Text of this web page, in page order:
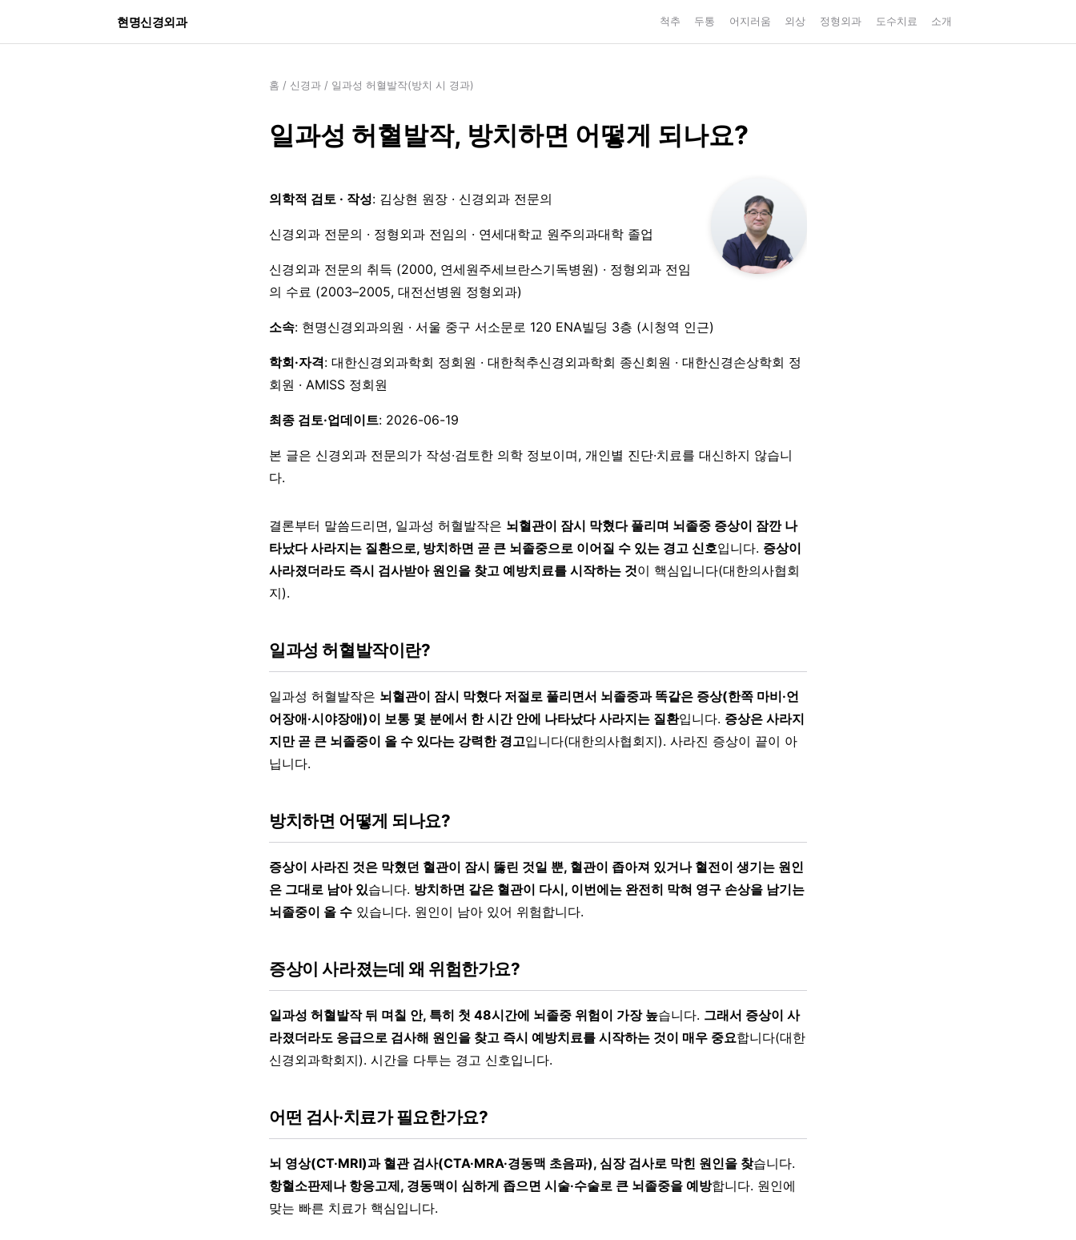
현명신경외과 척추 두통 어지러움 외상 정형외과 도수치료 소개
홈 / 신경과 / 일과성 허혈발작(방치 시 경과)
일과성 허혈발작, 방치하면 어떻게 되나요?
의학적 검토 · 작성: 김상현 원장 · 신경외과 전문의
신경외과 전문의 · 정형외과 전임의 · 연세대학교 원주의과대학 졸업
신경외과 전문의 취득 (2000, 연세원주세브란스기독병원) · 정형외과 전임
의 수료 (2003–2005, 대전선병원 정형외과)
소속: 현명신경외과의원 · 서울 중구 서소문로 120 ENA빌딩 3층 (시청역 인근)
학회·자격: 대한신경외과학회 정회원 · 대한척추신경외과학회 종신회원 · 대한신경손상학회 정
회원 · AMISS 정회원
최종 검토·업데이트: 2026-06-19
본 글은 신경외과 전문의가 작성·검토한 의학 정보이며, 개인별 진단·치료를 대신하지 않습니
다.
결론부터 말씀드리면, 일과성 허혈발작은 뇌혈관이 잠시 막혔다 풀리며 뇌졸중 증상이 잠깐 나
타났다 사라지는 질환으로, 방치하면 곧 큰 뇌졸중으로 이어질 수 있는 경고 신호입니다. 증상이
사라졌더라도 즉시 검사받아 원인을 찾고 예방치료를 시작하는 것이 핵심입니다(대한의사협회
지).
일과성 허혈발작이란?
일과성 허혈발작은 뇌혈관이 잠시 막혔다 저절로 풀리면서 뇌졸중과 똑같은 증상(한쪽 마비·언
어장애·시야장애)이 보통 몇 분에서 한 시간 안에 나타났다 사라지는 질환입니다. 증상은 사라지
지만 곧 큰 뇌졸중이 올 수 있다는 강력한 경고입니다(대한의사협회지). 사라진 증상이 끝이 아
닙니다.
방치하면 어떻게 되나요?
증상이 사라진 것은 막혔던 혈관이 잠시 뚫린 것일 뿐, 혈관이 좁아져 있거나 혈전이 생기는 원인
은 그대로 남아 있습니다. 방치하면 같은 혈관이 다시, 이번에는 완전히 막혀 영구 손상을 남기는
뇌졸중이 올 수 있습니다. 원인이 남아 있어 위험합니다.
증상이 사라졌는데 왜 위험한가요?
일과성 허혈발작 뒤 며칠 안, 특히 첫 48시간에 뇌졸중 위험이 가장 높습니다. 그래서 증상이 사
라졌더라도 응급으로 검사해 원인을 찾고 즉시 예방치료를 시작하는 것이 매우 중요합니다(대한
신경외과학회지). 시간을 다투는 경고 신호입니다.
어떤 검사·치료가 필요한가요?
뇌 영상(CT·MRI)과 혈관 검사(CTA·MRA·경동맥 초음파), 심장 검사로 막힌 원인을 찾습니다.
항혈소판제나 항응고제, 경동맥이 심하게 좁으면 시술·수술로 큰 뇌졸중을 예방합니다. 원인에
맞는 빠른 치료가 핵심입니다.